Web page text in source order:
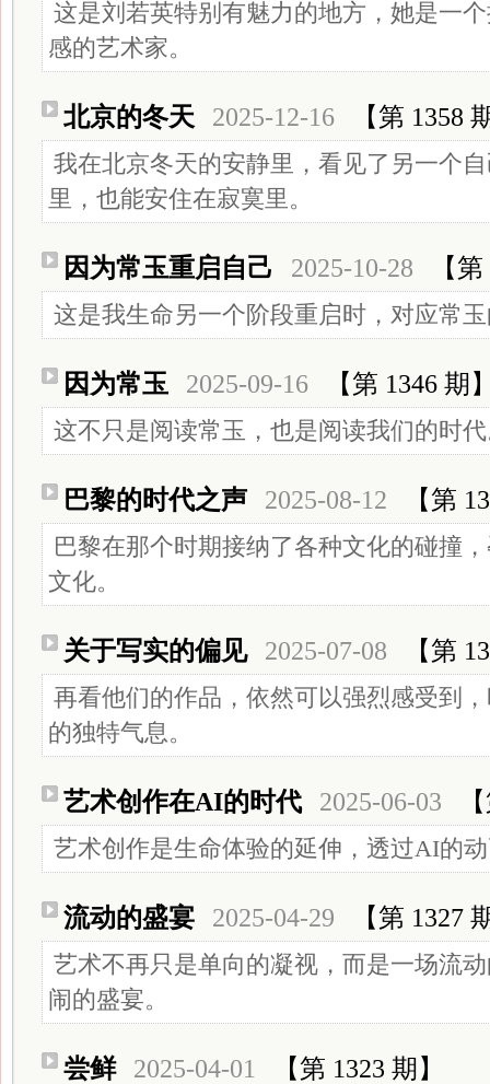
这是刘若英特别有魅力的地方，她是一
感的艺术家。
北京的冬天 2025-12-16 【第 1358
我在北京冬天的安静里，看见了另一个
里，也能安住在寂寞里。
因为常玉重启自己 2025-10-28 【
这是我生命另一个阶段重启时，对应常
因为常玉 2025-09-16 【第 1346 期
这不只是阅读常玉，也是阅读我们的时
巴黎的时代之声 2025-08-12 【第
巴黎在那个时期接纳了各种文化的碰撞
文化。
关于写实的偏见 2025-07-08 【第
再看他们的作品，依然可以强烈感受到
的独特气息。
艺术创作在AI的时代 2025-06-03
艺术创作是生命体验的延伸，透过AI的
流动的盛宴 2025-04-29 【第 1327
艺术不再只是单向的凝视，而是一场流
闹的盛宴。
尝鲜 2025-04-01 【第 1323 期】